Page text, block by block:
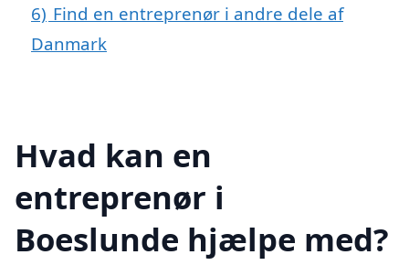
6) Find en entreprenør i andre dele af
Danmark
Hvad kan en
entreprenør i
Boeslunde hjælpe med?